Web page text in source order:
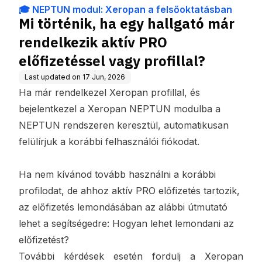
fillal?
🎓 NEPTUN modul: Xeropan a felsőoktatásban
Mi történik, ha egy hallgató már
rendelkezik aktív PRO
előfizetéssel vagy profillal?
Last updated on 17 Jun, 2026
Ha már rendelkezel Xeropan profillal, és
bejelentkezel a Xeropan NEPTUN modulba a
NEPTUN rendszeren keresztül, automatikusan
felülírjuk a korábbi felhasználói fiókodat.
Ha nem kívánod tovább használni a korábbi
profilodat, de ahhoz aktív PRO előfizetés tartozik,
az előfizetés lemondásában az alábbi útmutató
lehet a segítségedre: Hogyan lehet lemondani az
előfizetést?
További kérdések esetén fordulj a Xeropan